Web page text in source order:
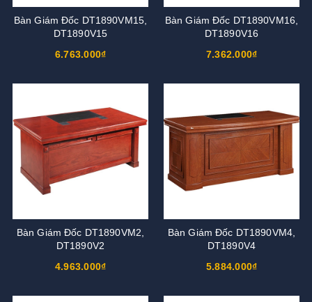
Bàn Giám Đốc DT1890VM15,
DT1890V15
6.763.000₫
Bàn Giám Đốc DT1890VM16,
DT1890V16
7.362.000₫
Bàn Giám Đốc DT1890VM2,
DT1890V2
4.963.000₫
Bàn Giám Đốc DT1890VM4,
DT1890V4
5.884.000₫